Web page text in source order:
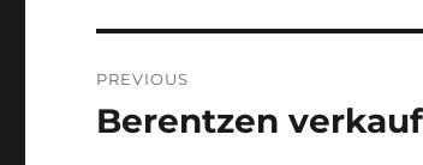
navigation
PREVIOUS
Previous
Berentzen